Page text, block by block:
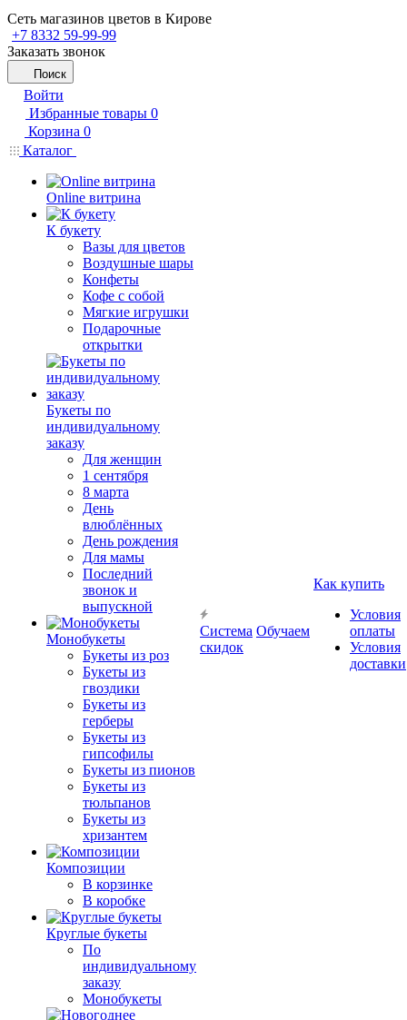
Сеть магазинов цветов в Кирове
+7 8332 59-99-99
Заказать звонок
Поиск
Войти
Избранные товары 0
Корзина 0
Каталог
Online витрина
К букету
Вазы для цветов
Воздушные шары
Конфеты
Кофе с собой
Мягкие игрушки
Подарочные
открытки
Букеты по
индивидуальному
заказу
Для женщин
1 сентября
8 марта
День
влюблённых
День рождения
Для мамы
Последний
звонок и
выпускной
Монобукеты
Букеты из роз
Букеты из
гвоздики
Букеты из
герберы
Букеты из
гипсофилы
Букеты из пионов
Букеты из
тюльпанов
Букеты из
хризантем
Композиции
В корзинке
В коробке
Круглые букеты
По
индивидуальному
заказу
Монобукеты
Система
скидок
Обучаем
Как купить
Условия
оплаты
Условия
доставки